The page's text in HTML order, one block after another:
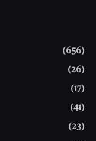
(656)
(26)
(17)
(41)
(23)